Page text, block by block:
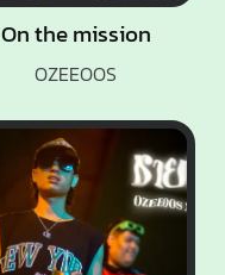
On the mission
OZEEOOS